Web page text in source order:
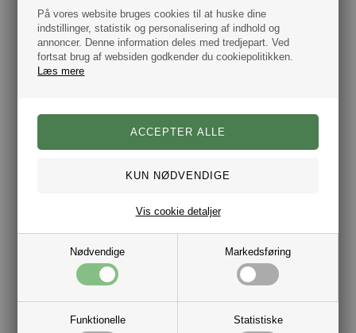
På vores website bruges cookies til at huske dine
indstillinger, statistik og personalisering af indhold og
annoncer. Denne information deles med tredjepart. Ved
fortsat brug af websiden godkender du cookiepolitikken.
Læs mere
Nødvendige Markedsføring
Funktionelle Statistiske
Vis cookie detaljer
dagens lys og sidenhen har smykkerne haft deres indtog
og med deres moderigtige designs har Hugo Boss været
trendsættere i branchen i mange år og vil være det mange
år fremover.
Materiale: 100% Bomuld.
10210303